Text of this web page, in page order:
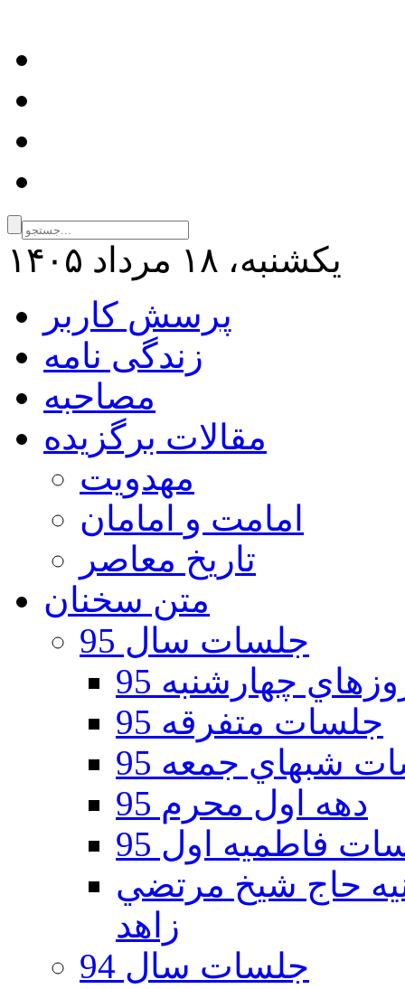
يكشنبه، ۱۸ مرداد ۱۴۰۵
پرسش کاربر
زندگی نامه
مصاحبه
مقالات برگزیده
مهدویت
امامت و امامان
تاریخ معاصر
متن سخنان
جلسات سال 95
چهارشنبه 95
جلسات متفرقه 95
شبهاي جمعه 95
دهه اول محرم 95
فاطمیه اول 95
دوم 95 - حسينيه حاج شيخ مرتضي
زاهد
جلسات سال 94